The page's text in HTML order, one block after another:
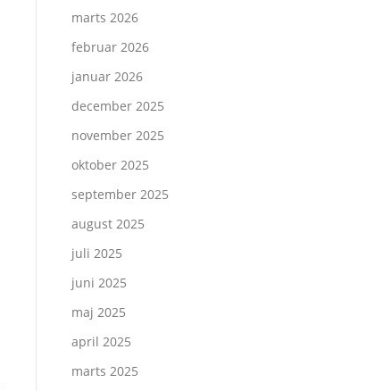
marts 2026
februar 2026
januar 2026
december 2025
november 2025
oktober 2025
september 2025
august 2025
juli 2025
juni 2025
maj 2025
april 2025
marts 2025